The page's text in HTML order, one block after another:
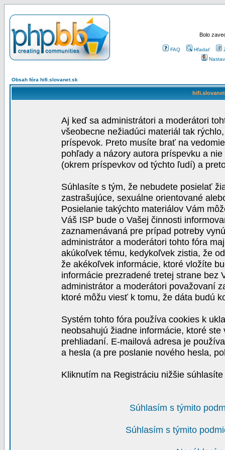
Bolo
FAQ Hľadať
Obsah fóra hifi.slovanet.sk
Aj keď sa administrátori a moderátori
všeobecne nežiadúci materiál tak
príspevok. Preto musíte brať na
pohľady a názory autora príspevku a
(okrem príspevkov od týchto ľudí) a
Súhlasíte s tým, že nebudete posielať
zastrašujúce, sexuálne orientované
Posielanie takýchto materiálov Vám
Váš ISP bude o Vašej činnosti
zaznamenávaná pre prípad potreby
administrátor a moderátori tohto fóra
akúkoľvek tému, kedykoľvek zistia, že
že akékoľvek informácie, ktoré vložíte
informácie prezradené tretej strane bez
administrátor a moderátori považovaní
ktoré môžu viesť k tomu, že dáta budú
Systém tohto fóra používa cookies k
neobsahujú žiadne informácie, ktoré
prehliadaní. E-mailová adresa je
a hesla (a pre poslanie nového hesla,
Kliknutím na Registráciu nižšie
Súhlasím s týmito
Súhlasím s týmito